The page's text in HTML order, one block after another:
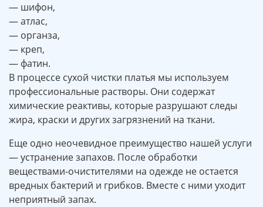
— шифон,
— атлас,
— органза,
— креп,
— фатин.
В процессе сухой чистки платья мы используем
профессиональные растворы. Они содержат
химические реактивы, которые разрушают следы
жира, краски и других загрязнений на ткани.
Еще одно неочевидное преимущество нашей услуги
— устранение запахов. После обработки
веществами-очистителями на одежде не остается
вредных бактерий и грибков. Вместе с ними уходит
неприятный запах.